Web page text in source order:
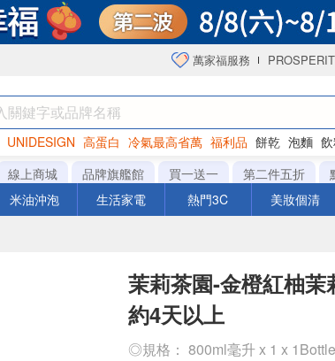
萬家福服務
UNIDESIGN 高蛋白 冷氣最高省萬 福利品 餅乾 泡麵
罐頭 咖啡 海苔
線上商城 品牌旗艦館 買一送一 第二件五折
米油沖泡 生活家電 熱門3C 美妝個清
茉莉茶園-金橙紅柚
約4天以上
◎規格： 800ml毫升 x 1 x